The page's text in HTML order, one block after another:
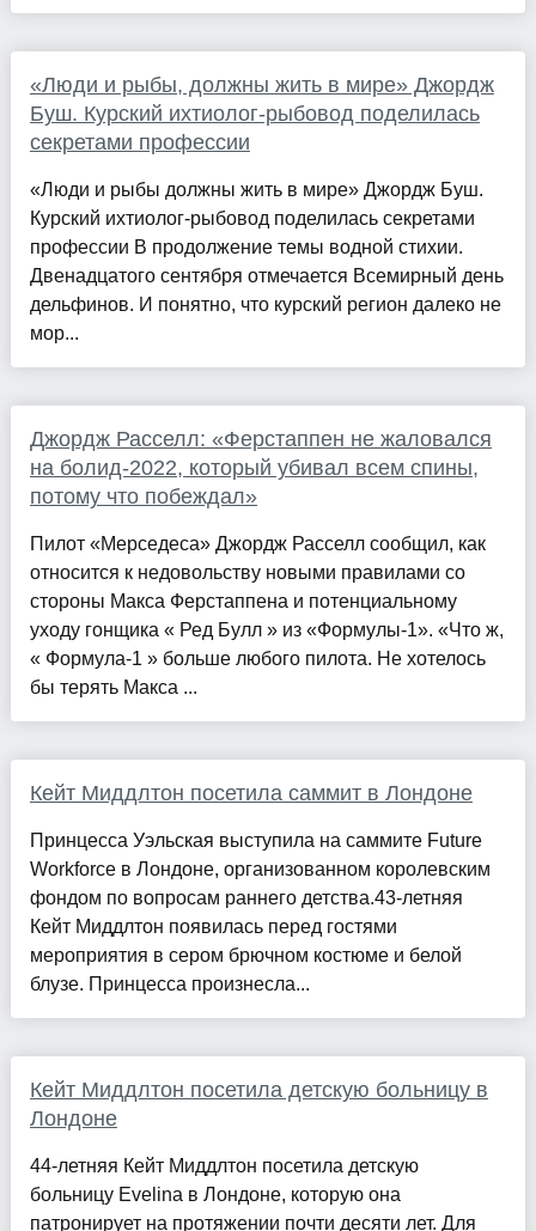
«Люди и рыбы, должны жить в мире» Джордж
Буш. Курский ихтиолог-рыбовод поделилась
секретами профессии
«Люди и рыбы должны жить в мире» Джордж Буш.
Курский ихтиолог-рыбовод поделилась секретами
профессии В продолжение темы водной стихии.
Двенадцатого сентября отмечается Всемирный день
дельфинов. И понятно, что курский регион далеко не
мор...
Джордж Расселл: «Ферстаппен не жаловался
на болид-2022, который убивал всем спины,
потому что побеждал»
Пилот «Мерседеса» Джордж Расселл сообщил, как
относится к недовольству новыми правилами со
стороны Макса Ферстаппена и потенциальному
уходу гонщика « Ред Булл » из «Формулы-1». «Что ж,
« Формула-1 » больше любого пилота. Не хотелось
бы терять Макса ...
Кейт Миддлтон посетила саммит в Лондоне
Принцесса Уэльская выступила на саммите Future
Workforce в Лондоне, организованном королевским
фондом по вопросам раннего детства.43-летняя
Кейт Миддлтон появилась перед гостями
мероприятия в сером брючном костюме и белой
блузе. Принцесса произнесла...
Кейт Миддлтон посетила детскую больницу в
Лондоне
44-летняя Кейт Миддлтон посетила детскую
больницу Evelina в Лондоне, которую она
патронирует на протяжении почти десяти лет. Для